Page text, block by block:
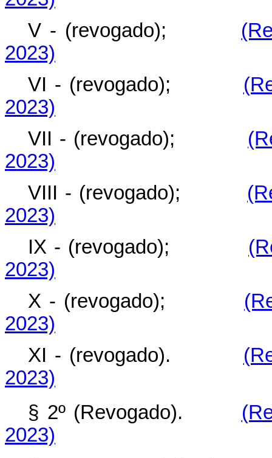
V - (revogado);
2023)
VI - (revogado);
2023)
VII - (revogado);
2023)
VIII - (revogado);
2023)
IX - (revogado);
2023)
X - (revogado);
2023)
XI - (revogado).
2023)
§ 2º (Revogado).
2023)